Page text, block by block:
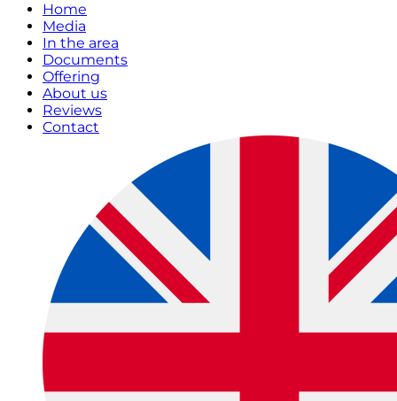
Home
Media
In the area
Documents
Offering
About us
Reviews
Contact